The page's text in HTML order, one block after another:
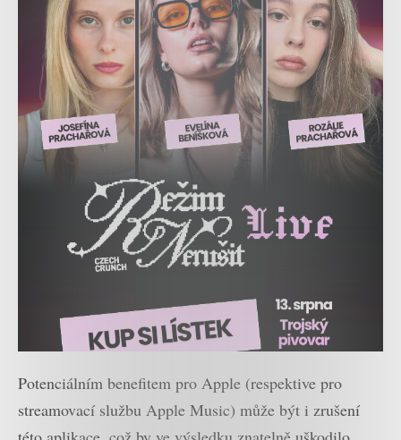
Potenciálním benefitem pro Apple (respektive pro
streamovací službu Apple Music) může být i zrušení